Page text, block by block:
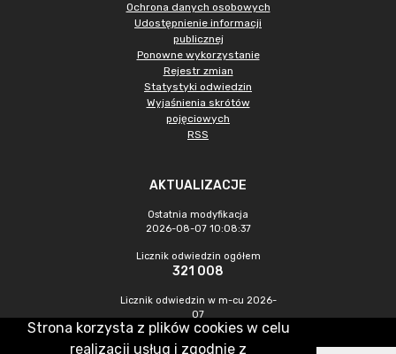
Ochrona danych osobowych
Udostępnienie informacji
publicznej
Ponowne wykorzystanie
Rejestr zmian
Statystyki odwiedzin
Wyjaśnienia skrótów
pojęciowych
RSS
AKTUALIZACJE
Ostatnia modyfikacja
2026-08-07 10:08:37
Licznik odwiedzin ogółem
321 008
Licznik odwiedzin w m-cu 2026-
07
1 067
Strona korzysta z plików cookies w celu
realizacji usług i zgodnie z